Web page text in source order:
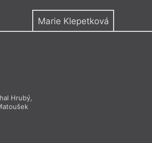
Marie Klepetková
Hrubý,